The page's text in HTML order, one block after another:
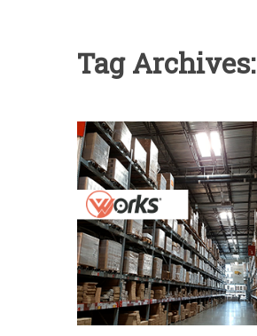
Tag Archives: